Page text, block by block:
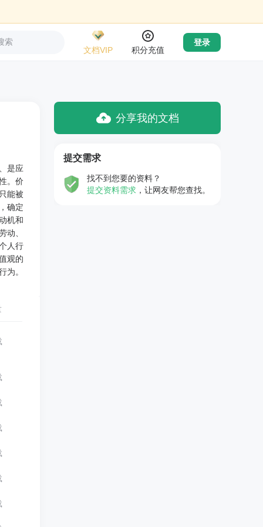
索
文档VIP
积分充值
登录
是应
。价
能被
确定
机和
动、
人行
观的
为。
分享我的文档
提交需求
找不到您要的资料？
提交资料需求 ，让网友帮您查找。